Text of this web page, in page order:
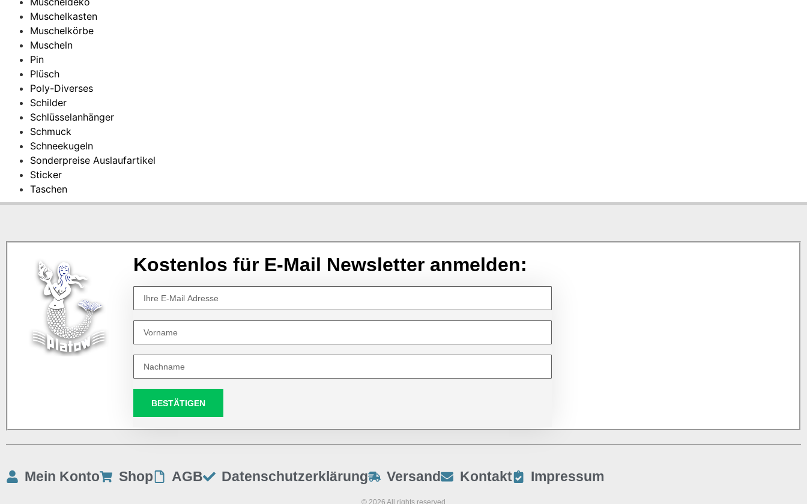
Muschelkasten
Muschelkörbe
Muscheln
Pin
Plüsch
Poly-Diverses
Schilder
Schlüsselanhänger
Schmuck
Schneekugeln
Sonderpreise Auslaufartikel
Sticker
Taschen
Kostenlos für E-Mail Newsletter anmelden:
BESTÄTIGEN
Mein Konto Shop AGB Datenschutzerklärung Versand Kontakt Impressum